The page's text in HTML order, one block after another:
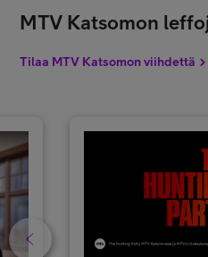
MTV Katsomon
Tilaa MTV Katsomon viihdettä